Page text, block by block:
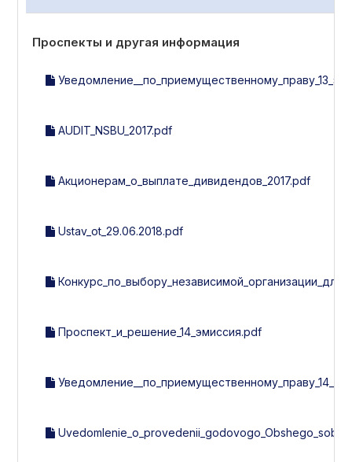
Проспекты и другая информация
AUDIT_NSBU_2017.pdf
Акционерам_о_выплате_дивидендов_2017.pdf
Ustav_ot_29.06.2018.pdf
Проспект_и_решение_14_эмиссия.pdf